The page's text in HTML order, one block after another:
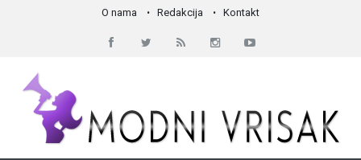
O nama Redakcija Kontakt